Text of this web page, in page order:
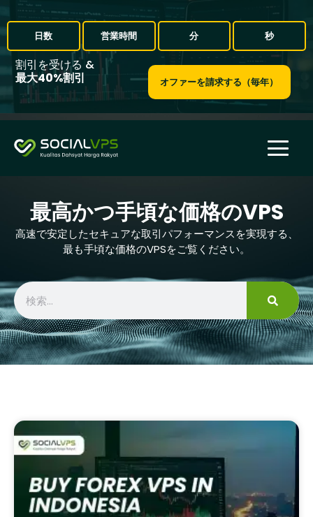
日数 営業時間 分 秒
割引を受ける &
最大40%割引
オファーを請求する（毎年）
最高かつ手頃な価格のVPS
高速で安定したセキュアな取引パフォーマンスを実現する、
最も手頃な価格のVPSをご覧ください。